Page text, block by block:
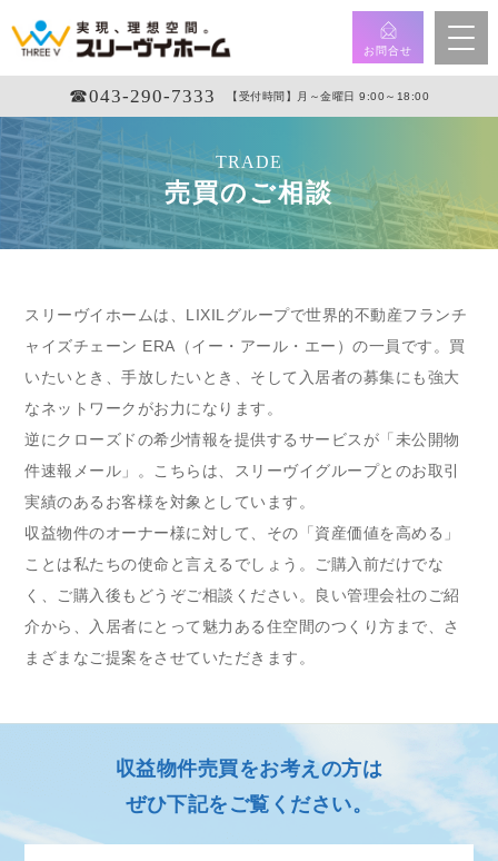
お問合せ
☎︎043-290-7333 【受付時間】月～金曜日 9:00～18:00
TRADE
売買のご相談
スリーヴイホームは、LIXILグループで世界的不動産フランチ
ャイズチェーン ERA（イー・アール・エー）の一員です。買
いたいとき、手放したいとき、そして入居者の募集にも強大
なネットワークがお力になります。
逆にクローズドの希少情報を提供するサービスが「未公開物
件速報メール」。こちらは、スリーヴイグループとのお取引
実績のあるお客様を対象としています。
収益物件のオーナー様に対して、その「資産価値を高める」
ことは私たちの使命と言えるでしょう。ご購入前だけでな
く、ご購入後もどうぞご相談ください。良い管理会社のご紹
介から、入居者にとって魅力ある住空間のつくり方まで、さ
まざまなご提案をさせていただきます。
収益物件売買をお考えの方は
ぜひ下記をご覧ください。